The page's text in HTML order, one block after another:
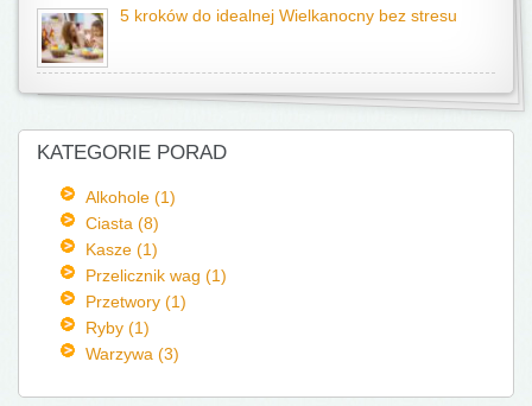
5 kroków do idealnej Wielkanocny bez stresu
KATEGORIE PORAD
Alkohole (1)
Ciasta (8)
Kasze (1)
Przelicznik wag (1)
Przetwory (1)
Ryby (1)
Warzywa (3)